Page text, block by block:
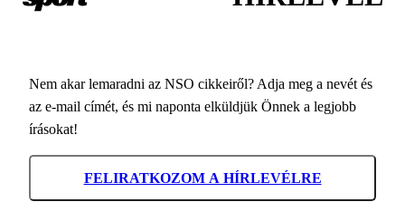
Nem akar lemaradni az NSO cikkeiről? Adja meg a nevét és
az e-mail címét, és mi naponta elküldjük Önnek a legjobb
írásokat!
FELIRATKOZOM A HÍRLEVÉLRE